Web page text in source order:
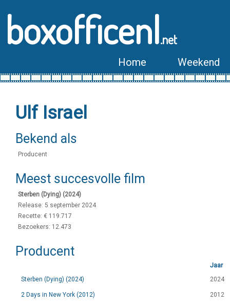
boxofficenl.net
Home Weekend
Ulf Israel
Bekend als
Producent
Meest succesvolle film
Sterben (Dying) (2024)
Release: 5 september 2024
Recette: € 119.717
Bezoekers: 12.473
Producent
Jaar
Sterben (Dying) (2024)
2024
2 Days in New York (2012) 2012